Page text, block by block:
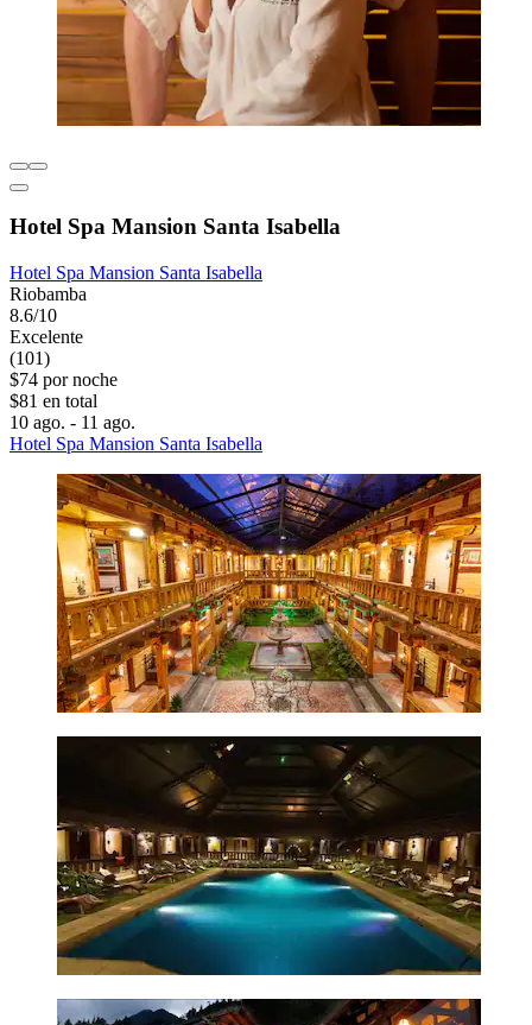
Hotel Spa Mansion Santa Isabella
Hotel Spa Mansion Santa Isabella
Riobamba
8.6/10
Excelente
(101)
$74 por noche
$81 en total
10 ago. - 11 ago.
Hotel Spa Mansion Santa Isabella